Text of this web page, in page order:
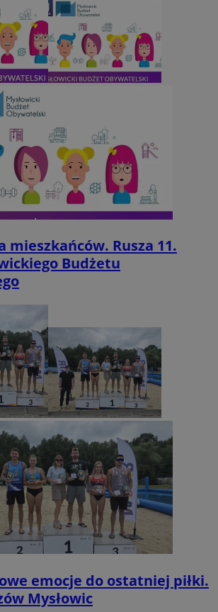
mieszkańców. Rusza 11.
Budżetu
emocje do ostatniej piłki.
Mysłowic